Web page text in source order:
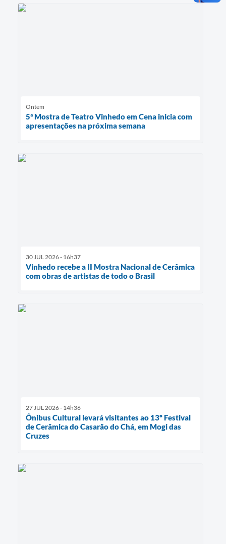
Ontem
5ª Mostra de Teatro Vinhedo em Cena inicia com
apresentações na próxima semana
30 JUL 2026 - 16h37
Vinhedo recebe a II Mostra Nacional de Cerâmica
com obras de artistas de todo o Brasil
27 JUL 2026 - 14h36
Ônibus Cultural levará visitantes ao 13º Festival
de Cerâmica do Casarão do Chá, em Mogi das
Cruzes